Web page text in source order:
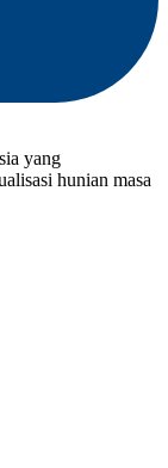
yang
hunian masa